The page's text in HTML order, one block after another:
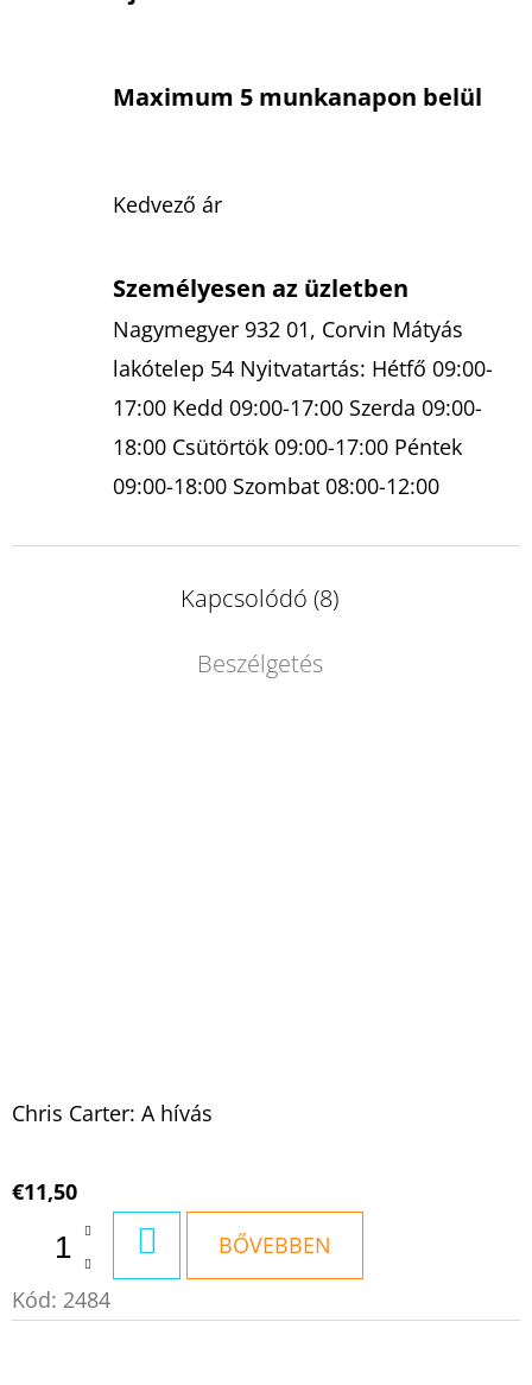
Maximum 5 munkanapon belül
Kedvező ár
Személyesen az üzletben
Nagymegyer 932 01, Corvin Mátyás
lakótelep 54 Nyitvatartás: Hétfő 09:00-
17:00 Kedd 09:00-17:00 Szerda 09:00-
18:00 Csütörtök 09:00-17:00 Péntek
09:00-18:00 Szombat 08:00-12:00
Kapcsolódó (8)
Beszélgetés
Chris Carter: A hívás
€11,50
KOSÁRBABŐVEBBEN
Kód: 2484